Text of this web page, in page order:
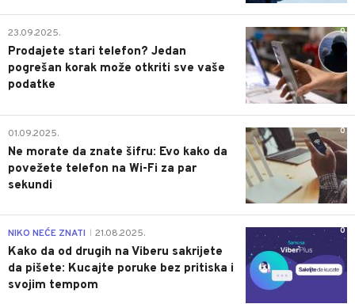
0
23.09.2025.
Prodajete stari telefon? Jedan
pogrešan korak može otkriti sve vaše
podatke
0
01.09.2025.
Ne morate da znate šifru: Evo kako da
povežete telefon na Wi-Fi za par
sekundi
0
NIKO NEĆE ZNATI 21.08.2025.
Kako da od drugih na Viberu sakrijete
da pišete: Kucajte poruke bez pritiska i
svojim tempom